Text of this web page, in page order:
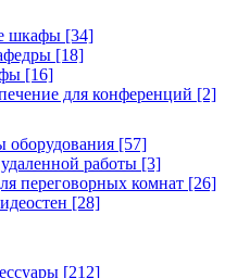
шкафы [34]
[18]
[16]
для конференций [2]
оборудования [57]
работы [3]
переговорных комнат [26]
[28]
[212]